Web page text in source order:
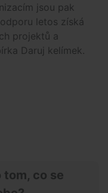
jsou pak
letos získá
projektů a
Daruj kelímek.
tom, co se